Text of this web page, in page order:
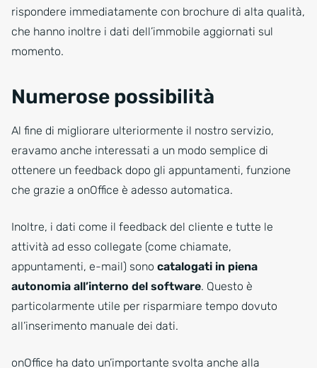
rispondere immediatamente con brochure di alta qualità,
che hanno inoltre i dati dell’immobile aggiornati sul
momento.
Numerose possibilità
Al fine di migliorare ulteriormente il nostro servizio,
eravamo anche interessati a un modo semplice di
ottenere un feedback dopo gli appuntamenti, funzione
che grazie a onOffice è adesso automatica.
Inoltre, i dati come il feedback del cliente e tutte le
attività ad esso collegate (come chiamate,
appuntamenti, e-mail) sono catalogati in piena
autonomia all’interno del software. Questo è
particolarmente utile per risparmiare tempo dovuto
all’inserimento manuale dei dati.
onOffice ha dato un’importante svolta anche alla